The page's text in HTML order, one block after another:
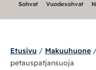
Sohvat Vuodesohvat
Etusivu / Makuuhuone
petauspatjansuoja